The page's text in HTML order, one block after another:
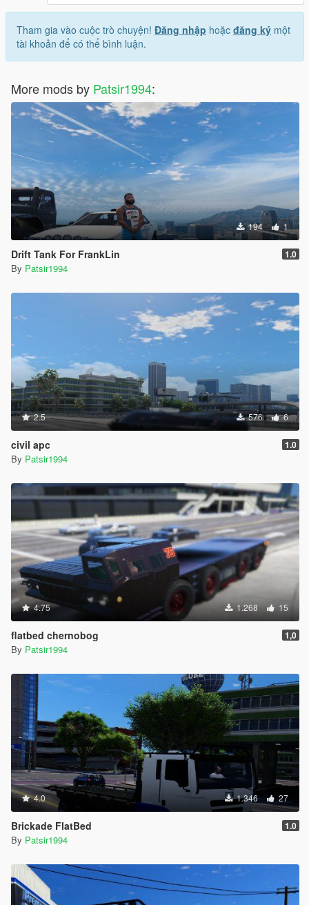
Tham gia vào cuộc trò chuyện! Đăng nhập hoặc đăng ký một
tài khoản để có thể bình luận.
More mods by Patsir1994:
194 1
Drift Tank For FrankLin 1.0
By Patsir1994
2.5 576 6
civil apc 1.0
By Patsir1994
4.75 1.268 15
flatbed chernobog 1,0
By Patsir1994
4.0 1.346 27
Brickade FlatBed 1.0
By Patsir1994